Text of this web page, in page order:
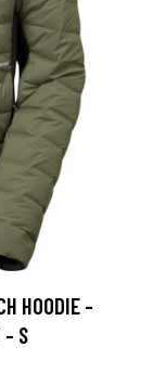
HOODIE -
- S